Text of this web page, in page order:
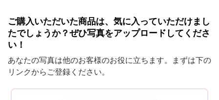
ご購入いただいた商品は、気に入っていただけまし
たでしょうか？ぜひ写真をアップロードしてくださ
い！
あなたの写真は他のお客様のお役に立ちます。まずは下の
リンクからご登録ください。